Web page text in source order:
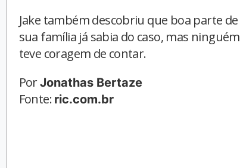
Jake também descobriu que boa parte de
sua família já sabia do caso, mas ninguém
teve coragem de contar.
PorJonathas Bertaze
Fonte: ric.com.br